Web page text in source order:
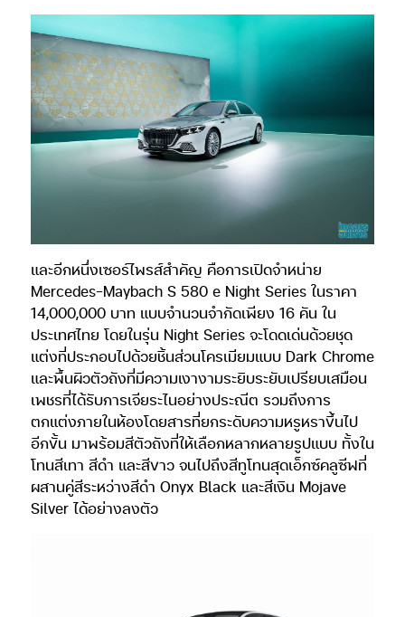
และอีกหนึ่งเซอร์ไพรส์สำคัญ คือการเปิดจำหน่าย
Mercedes-Maybach S 580 e Night Series ในราคา
14,000,000 บาท แบบจำนวนจำกัดเพียง 16 คัน ใน
ประเทศไทย โดยในรุ่น Night Series จะโดดเด่นด้วยชุด
แต่งที่ประกอบไปด้วยชิ้นส่วนโครเมียมแบบ Dark Chrome
และพื้นผิวตัวถังที่มีความเงางามระยิบระยับเปรียบเสมือน
เพชรที่ได้รับการเจียระไนอย่างประณีต รวมถึงการ
ตกแต่งภายในห้องโดยสารที่ยกระดับความหรูหราขึ้นไป
อีกขั้น มาพร้อมสีตัวถังที่ให้เลือกหลากหลายรูปแบบ ทั้งใน
โทนสีเทา สีดำ และสีขาว จนไปถึงสีทูโทนสุดเอ็กซ์คลูซีฟที่
ผสานคู่สีระหว่างสีดำ Onyx Black และสีเงิน Mojave
Silver ได้อย่างลงตัว